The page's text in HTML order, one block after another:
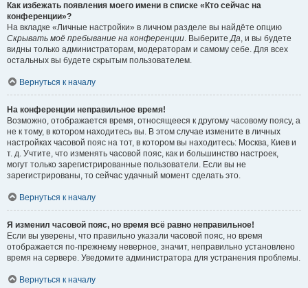
Как избежать появления моего имени в списке «Кто сейчас на
конференции»?
На вкладке «Личные настройки» в личном разделе вы найдёте опцию
Скрывать моё пребывание на конференции. ВыберитеДа, и вы будете
видны только администраторам, модераторам и самому себе. Для всех
остальных вы будете скрытым пользователем.
Вернуться к началу
На конференции неправильное время!
Возможно, отображается время, относящееся к другому часовому поясу, а
не к тому, в котором находитесь вы. В этом случае измените в личных
настройках часовой пояс на тот, в котором вы находитесь: Москва, Киев и
т. д. Учтите, что изменять часовой пояс, как и большинство настроек,
могут только зарегистрированные пользователи. Если вы не
зарегистрированы, то сейчас удачный момент сделать это.
Вернуться к началу
Я изменил часовой пояс, но время всё равно неправильное!
Если вы уверены, что правильно указали часовой пояс, но время
отображается по-прежнему неверное, значит, неправильно установлено
время на сервере. Уведомите администратора для устранения проблемы.
Вернуться к началу